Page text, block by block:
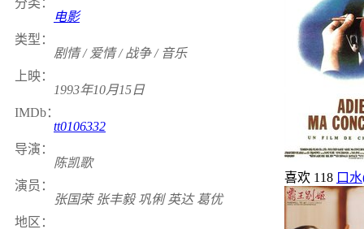
喜欢 118 口
电影
类型：
剧情 / 爱情 / 战争 / 音乐
上映：
1993年10月15日
IMDb：
tt0106332
导演：
陈凯歌
演员：
张国荣 张丰毅 巩俐 英达 葛优
地区：